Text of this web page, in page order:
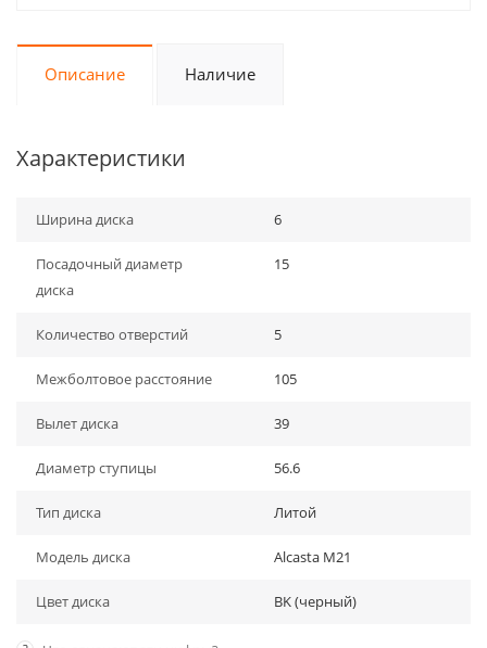
Описание Наличие
Характеристики
Ширина диска 6
Посадочный диаметр
диска
15
Количество отверстий 5
Межболтовое расстояние 105
Вылет диска 39
Диаметр ступицы 56.6
Тип диска Литой
Модель диска Alcasta M21
Цвет диска BK (черный)